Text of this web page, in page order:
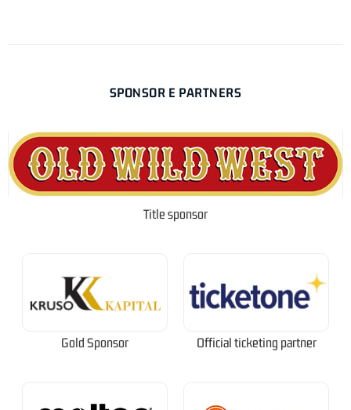
SPONSOR E PARTNERS
Title sponsor
Gold Sponsor Official ticketing partner